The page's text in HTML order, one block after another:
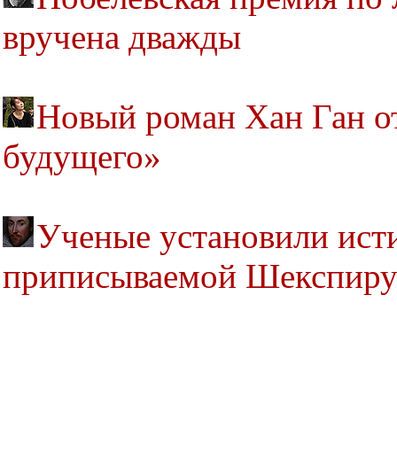
вручена дважды
Новый роман Хан Ган
будущего»
Ученые установили
приписываемой Шекспиру